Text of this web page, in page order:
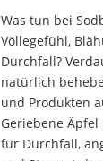
Was tun bei
Völlegefühl,
Durchfall?
natürlich
und Produkten
Geriebene
für Durchfall,